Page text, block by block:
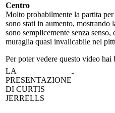
Centro
Molto probabilmente la partita
sono stati in aumento,
sono semplicemente senza
muraglia quasi invalicabile nel
Per poter vedere questo video
LA
PRESENTAZIONE
DI CURTIS
JERRELLS